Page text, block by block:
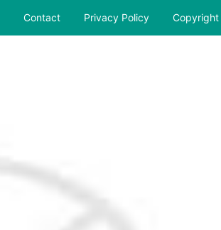
Contact Privacy Policy Copyright